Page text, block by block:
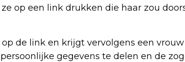
op een link drukken die haar zou
de link en krijgt vervolgens een
gegevens te delen en de